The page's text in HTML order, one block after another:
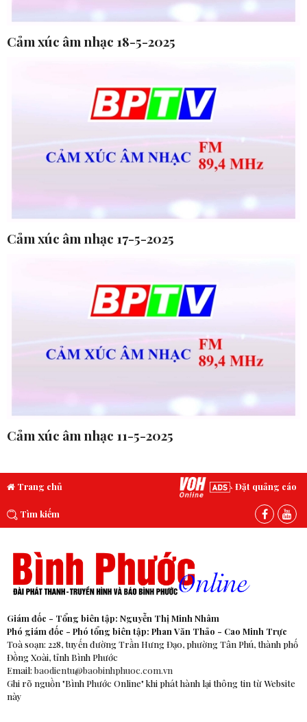
Cảm xúc âm nhạc 18-5-2025
Cảm xúc âm nhạc 17-5-2025
Cảm xúc âm nhạc 11-5-2025
Trang chủ Đặt quảng cáo
Tìm kiếm
Giám đốc - Tổng biên tập: Nguyễn Thị Minh Nhâm
Phó giám đốc - Phó tổng biên tập: Phan Văn Thảo - Cao Minh Trực
Toà soạn: 228, tuyến đường Trần Hưng Đạo, phường Tân Phú, thành phố
Đồng Xoài, tỉnh Bình Phước
Email: baodientu@baobinhphuoc.com.vn
Ghi rõ nguồn "Bình Phước Online" khi phát hành lại thông tin từ Website
này